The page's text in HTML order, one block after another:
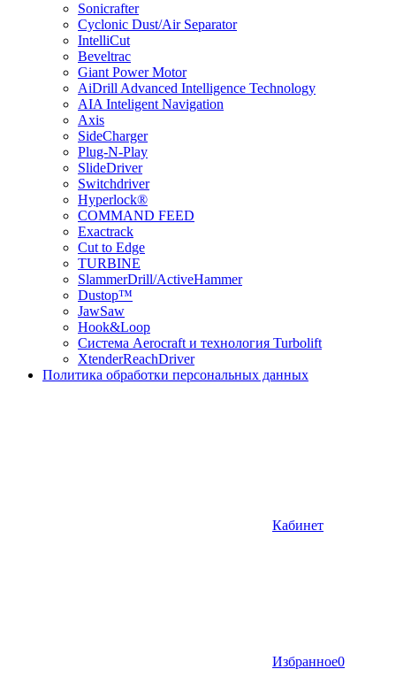
Sonicrafter
Cyclonic Dust/Air Separator
IntelliCut
Beveltrac
Giant Power Motor
AiDrill Advanced Intelligence Technology
AIA Inteligent Navigation
Axis
SideCharger
Plug-N-Play
SlideDriver
Switchdriver
Hyperlock®
COMMAND FEED
Exactrack
Cut to Edge
TURBINE
SlammerDrill/ActiveHammer
Dustop™
JawSaw
Hook&Loop
Cистема Aerocraft и технология Turbolift
XtenderReachDriver
Политика обработки персональных данных
Кабинет
Избранное0